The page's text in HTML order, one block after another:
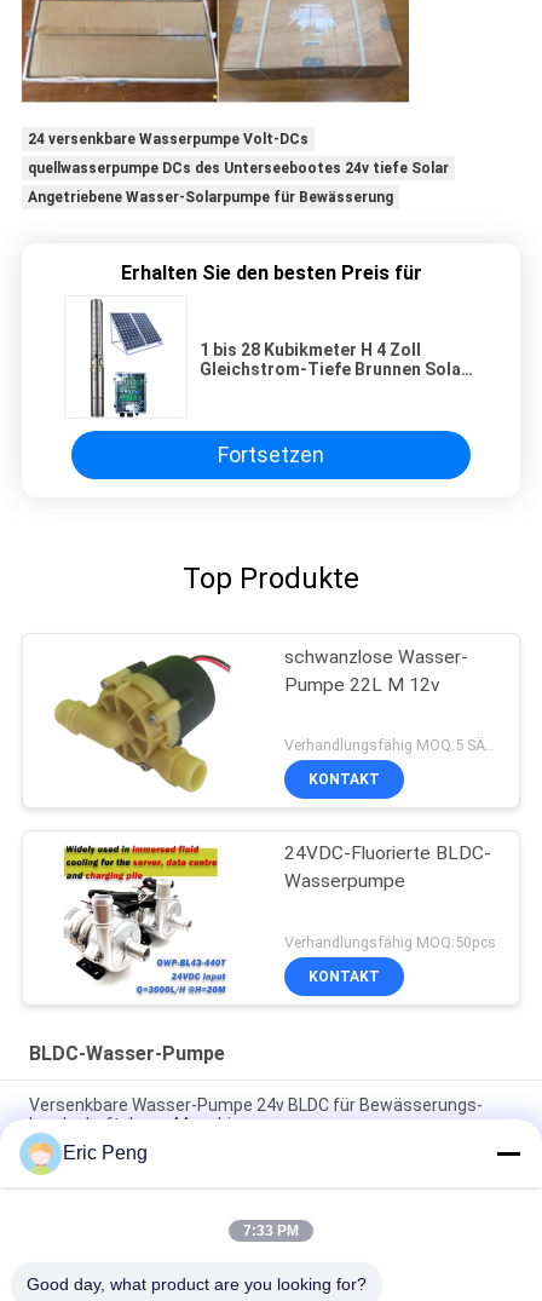
24 versenkbare Wasserpumpe Volt-DCs
quellwasserpumpe DCs des Unterseebootes 24v tiefe Solar
Angetriebene Wasser-Solarpumpe für Bewässerung
Erhalten Sie den besten Preis für
1 bis 28 Kubikmeter H 4 Zoll
Gleichstrom-Tiefe Brunnen Solar-
Fortsetzen
Top Produkte
schwanzlose Wasser-
Pumpe 22L M 12v
Verhandlungsfähig MOQ:5 SÄTZE
KONTAKT
24VDC-Fluorierte BLDC-
Wasserpumpe
Verhandlungsfähig MOQ:50pcs
KONTAKT
BLDC-Wasser-Pumpe
Versenkbare Wasser-Pumpe 24v BLDC für Bewässerungs-
Landschaftslaser-Maschine
20L zur Wasser-Pumpe 12v 30L M BLDC mit magnetischer
Kraftübertragung
Mini-BLDC Wasser-Pumpe 12V 24V 7L M Compact Food Grade
Eric Peng
7:33 PM
Good day, what product are you looking for?